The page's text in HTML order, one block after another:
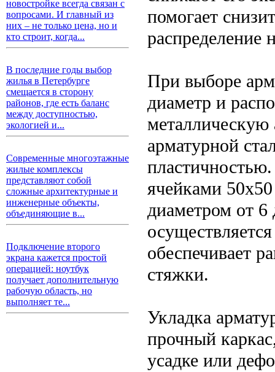
новостройке всегда связан с
вопросами. И главный из
них – не только цена, но и
кто строит, когда...
В последние годы выбор
жилья в Петербурге
смещается в сторону
районов, где есть баланс
между доступностью,
экологией и...
Современные многоэтажные
жилые комплексы
представляют собой
сложные архитектурные и
инженерные объекты,
объединяющие в...
Подключение второго
экрана кажется простой
операцией: ноутбук
получает дополнительную
рабочую область, но
выполняет те...
помогает
распределение
При выборе
диаметр и
арматурной
ячейками
диаметром от
обеспечивает
стяжки.
Укладка
прочный
усадке или